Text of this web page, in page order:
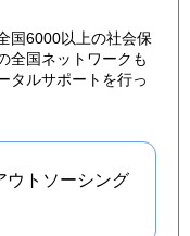
国6000以上の社会保
全国ネットワークも
タルサポートを行っ
ウトソーシング